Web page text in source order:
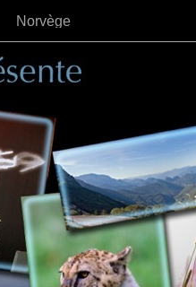
Norvège